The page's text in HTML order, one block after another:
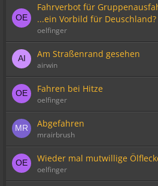
Fahrverbot für
...ein Vorbild für Deuschland?
oelfinger
Am Straßenrand gesehen
airwin
Fahren bei Hitze
oelfinger
Abgefahren
mrairbrush
Wieder mal mutwillige
oelfinger